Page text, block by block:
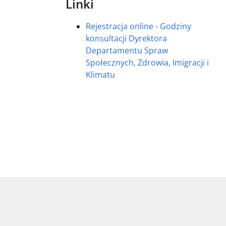
Linki
Rejestracja online - Godziny
konsultacji Dyrektora
Departamentu Spraw
Społecznych, Zdrowia, Imigracji i
Klimatu